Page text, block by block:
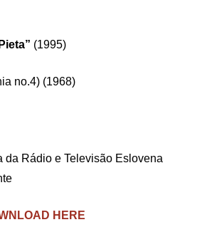
(1995)
no.4) (1968)
da Rádio e Televisão Eslovena
HERE